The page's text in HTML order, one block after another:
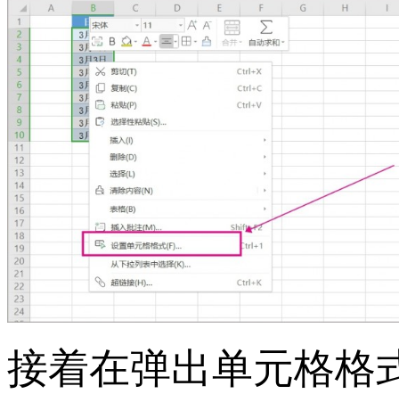
接着在弹出单元格格